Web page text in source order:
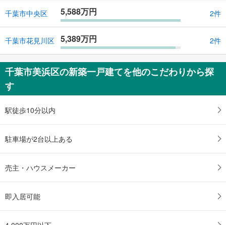
千葉市中央区 5,588万円 2件
千葉市花見川区 5,389万円 2件
千葉市美浜区の新築一戸建てを他のこだわりから探
す
駅徒歩10分以内
駐車場が2台以上ある
売主・ハウスメーカー
即入居可能